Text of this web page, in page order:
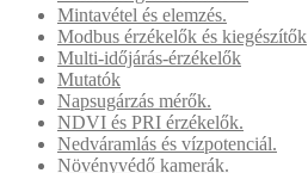
Mintavétel és elemzés.
Modbus érzékelők és kiegészítők
Multi-időjárás-érzékelők
Mutatók
Napsugárzás mérők.
NDVI és PRI érzékelők.
Nedváramlás és vízpotenciál.
Növényvédő kamerák.